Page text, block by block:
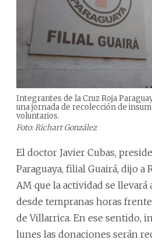
Integrantes de la Cruz Roja
una jornada de recolección de
voluntarios.
Foto: Richart González
El doctor Javier Cubas,
Paraguaya, filial Guairá, dijo a
AM que la actividad se llevará
desde tempranas horas
de Villarrica. En ese sentido,
lunes las donaciones serán